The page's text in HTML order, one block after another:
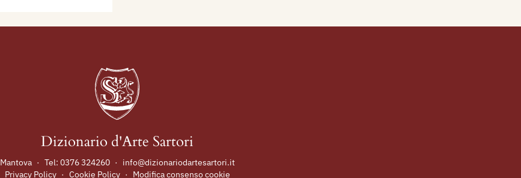
Dizionario d'Arte Sartori
Mantova · Tel: 0376 324260 ·
info@dizionariodartesartori.it
Privacy Policy · Cookie Policy · Modifica consenso cookie